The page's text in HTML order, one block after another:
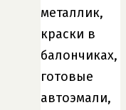
металлик,
краски в
балончиках,
готовые
автоэмали,